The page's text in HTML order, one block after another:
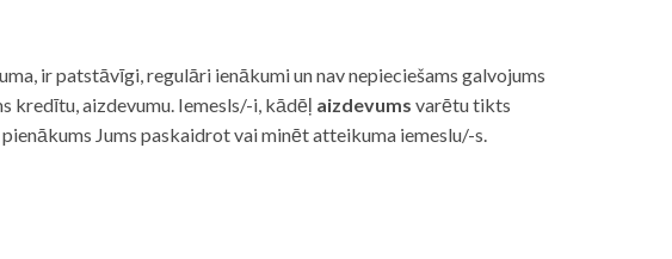
ir patstāvīgi, regulāri ienākumi un nav nepieciešams galvojums
kredītu, aizdevumu. Iemesls/-i, kādēļ aizdevums varētu tikts
Jums paskaidrot vai minēt atteikuma iemeslu/-s.